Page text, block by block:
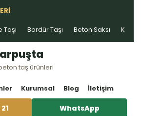
Taşı Bordür Taşı Beton Saksı Kablo
taş ürünleri
Kurumsal Blog İletişim
WhatsApp